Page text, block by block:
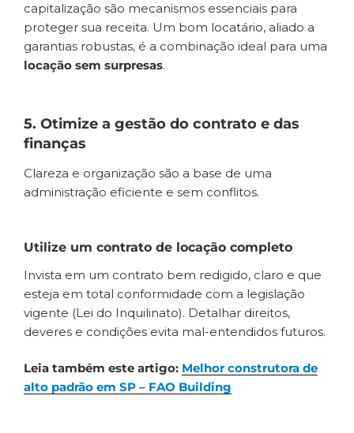
capitalização são mecanismos essenciais para
proteger sua receita. Um bom locatário, aliado a
garantias robustas, é a combinação ideal para uma
locação sem surpresas.
5. Otimize a gestão do contrato e das
finanças
Clareza e organização são a base de uma
administração eficiente e sem conflitos.
Utilize um contrato de locação completo
Invista em um contrato bem redigido, claro e que
esteja em total conformidade com a legislação
vigente (Lei do Inquilinato). Detalhar direitos,
deveres e condições evita mal-entendidos futuros.
Leia também este artigo: Melhor construtora de
alto padrão em SP – FAO Building